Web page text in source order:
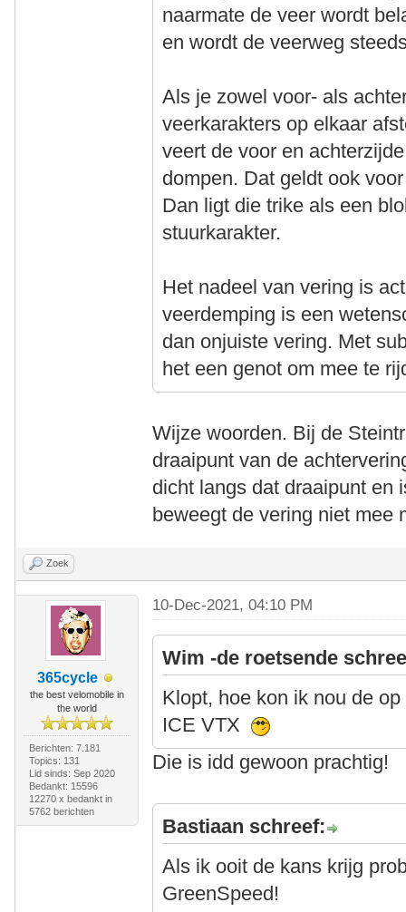
naarmate de veer wordt
en wordt de veerweg
Als je zowel voor- als
veerkarakters op elkaar
veert de voor en
dompen. Dat geldt ook
Dan ligt die trike als een
stuurkarakter.
Het nadeel van vering is
veerdemping is een
dan onjuiste vering. Met
het een genot om mee te
Wijze woorden. Bij de
draaipunt van de
dicht langs dat draaipunt en
beweegt de vering niet mee
Zoek
365cycle
the best velomobile in
the world
Berichten: 7.181
Topics: 131
Lid sinds: Sep 2020
Bedankt: 15596
12270 x bedankt in
5762 berichten
10-Dec-2021, 04:10 PM
Wim -de roetsende
Klopt, hoe kon ik nou de
ICE VTX
Die is idd gewoon prachtig!
Bastiaan schreef:
Als ik ooit de kans krijg
GreenSpeed!